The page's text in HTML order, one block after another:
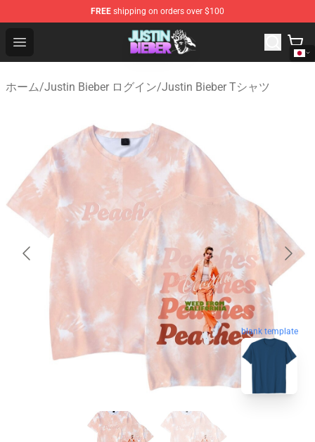
FREE shipping on orders over $100
Open menu
Justin Bieber Store - Official Justin Bieber Merchandise
ホーム/Justin Bieber ログイン/Justin Bieber Tシャツ
blank template